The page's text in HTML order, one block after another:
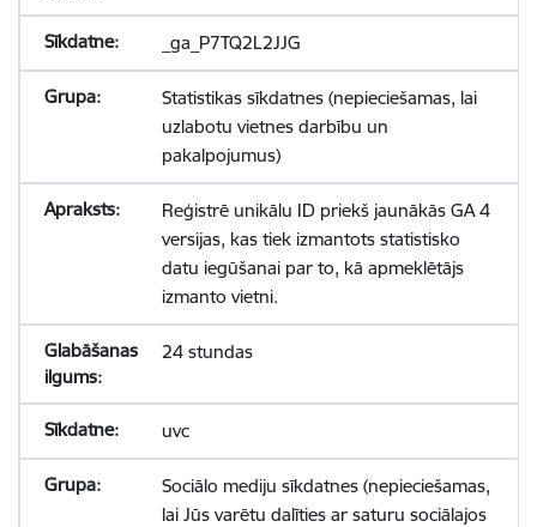
_ga_P7TQ2L2JJG
Statistikas sīkdatnes (nepieciešamas, lai
uzlabotu vietnes darbību un
pakalpojumus)
Reģistrē unikālu ID priekš jaunākās GA 4
versijas, kas tiek izmantots statistisko
datu iegūšanai par to, kā apmeklētājs
izmanto vietni.
24 stundas
uvc
Sociālo mediju sīkdatnes (nepieciešamas,
lai Jūs varētu dalīties ar saturu sociālajos